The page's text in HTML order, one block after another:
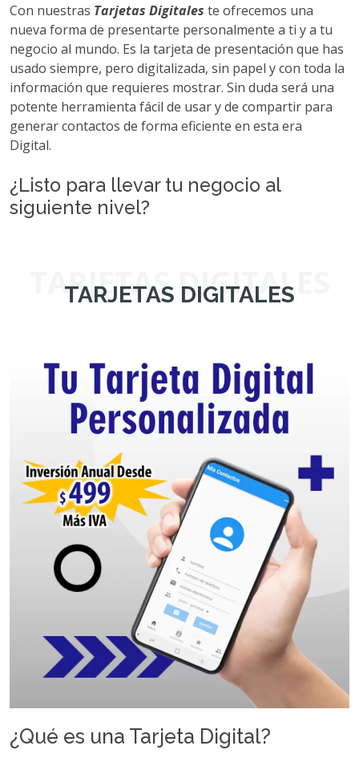
Con nuestras Tarjetas Digitales te ofrecemos una
nueva forma de presentarte personalmente a ti y a tu
negocio al mundo. Es la tarjeta de presentación que has
usado siempre, pero digitalizada, sin papel y con toda la
información que requieres mostrar. Sin duda será una
potente herramienta fácil de usar y de compartir para
generar contactos de forma eficiente en esta era
Digital.
¿Listo para llevar tu negocio al
siguiente nivel?
TARJETAS DIGITALES
TARJETAS DIGITALES
¿Qué es una Tarjeta Digital?